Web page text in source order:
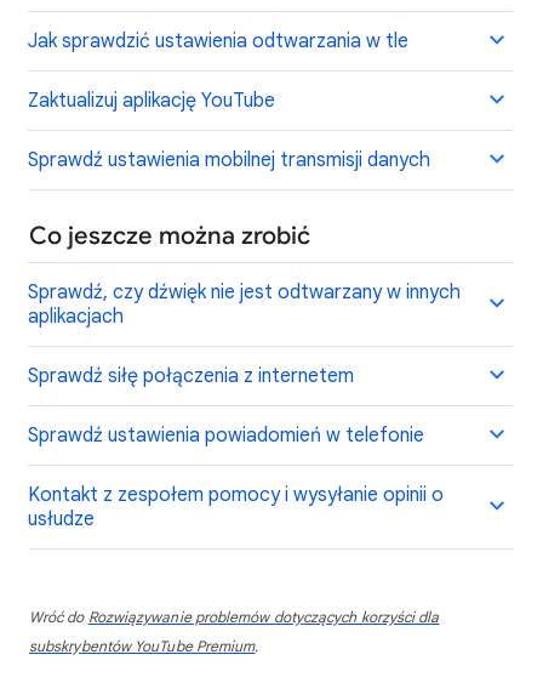
Jak sprawdzić ustawienia odtwarzania w tle
Zaktualizuj aplikację YouTube
Sprawdź ustawienia mobilnej transmisji danych
Co jeszcze można zrobić
Sprawdź, czy dźwięk nie jest odtwarzany w innych
aplikacjach
Sprawdź siłę połączenia z internetem
Sprawdź ustawienia powiadomień w telefonie
Kontakt z zespołem pomocy i wysyłanie opinii o
usłudze
Wróć do Rozwiązywanie problemów dotyczących korzyści dla
subskrybentów YouTube Premium.